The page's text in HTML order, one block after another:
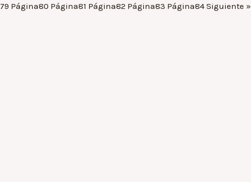
79 Página80 Página81 Página82 Página83 Página84 Siguiente »